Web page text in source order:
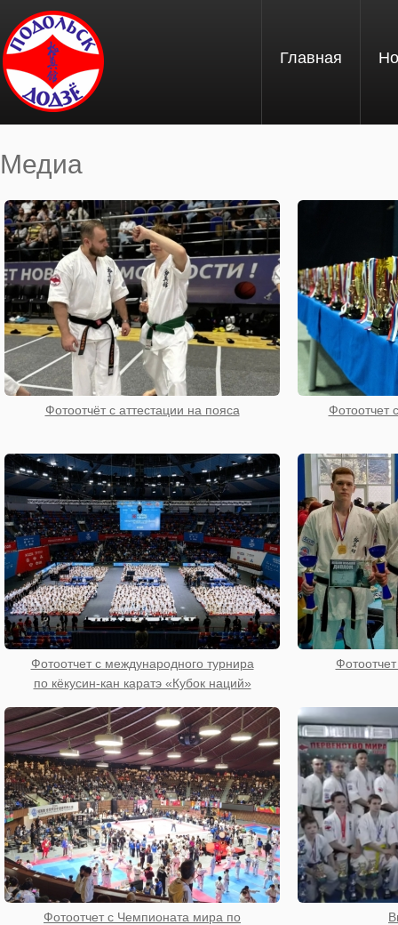
Перейти к основному содержанию
Главная
Медиа
Вы здесь
Фотоотчёт с аттестации на пояса Фотоотчет
Фотоотчет с международного турнира
по кёкусин-кан каратэ «Кубок наций»
Фотоотчет с Чемпионата мира по